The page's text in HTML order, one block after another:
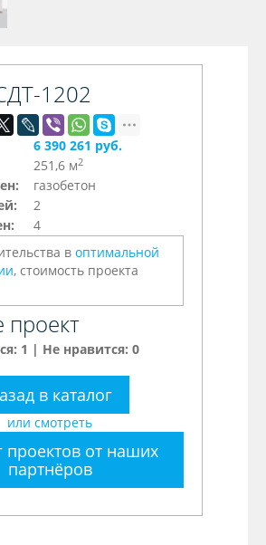
1202
6 390 261 руб.
251,6 м2
газобетон
2
4
в оптимальной
, стоимость проекта
проект
1 | Не нравится: 0
в каталог
или смотреть
проектов от наших
партнёров